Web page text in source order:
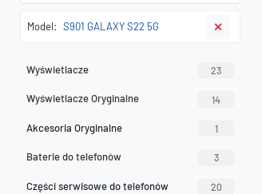
Model: S901 GALAXY S22 5G ✕
Wyświetlacze 23
Wyświetlacze Oryginalne 14
Akcesoria Oryginalne 1
Baterie do telefonów 3
Części serwisowe do telefonów 20